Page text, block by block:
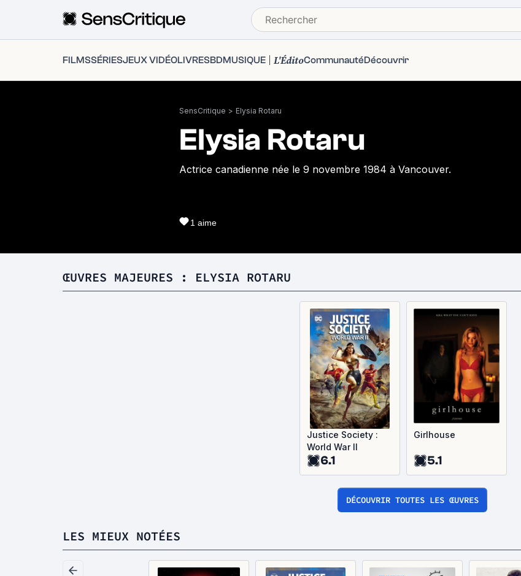
FILMSSÉRIESJEUX VIDÉOLIVRESBDMUSIQUE L'ÉditoCommunautéDécouvrir
SensCritique > Elysia Rotaru
Elysia Rotaru
Actrice canadienne née le 9 novembre 1984 à Vancouver.
1 aime
ŒUVRES MAJEURES : ELYSIA ROTARU
Justice Society :
World War II
6.1
Girlhouse
5.1
DÉCOUVRIR TOUTES LES ŒUVRES
LES MIEUX NOTÉES